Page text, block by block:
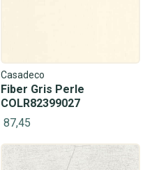
Casadeco
Fiber Gris Perle
COLR82399027
87,45